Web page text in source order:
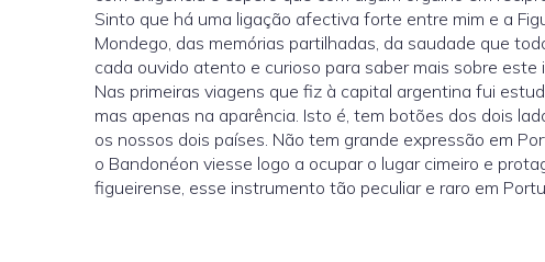
Sinto que há uma ligação afectiva forte entre mim e a
Mondego, das memórias partilhadas, da saudade que
cada ouvido atento e curioso para saber mais sobre
Nas primeiras viagens que fiz à capital argentina fui
mas apenas na aparência. Isto é, tem botões dos dois
os nossos dois países. Não tem grande expressão em
o Bandonéon viesse logo a ocupar o lugar cimeiro e
figueirense, esse instrumento tão peculiar e raro em